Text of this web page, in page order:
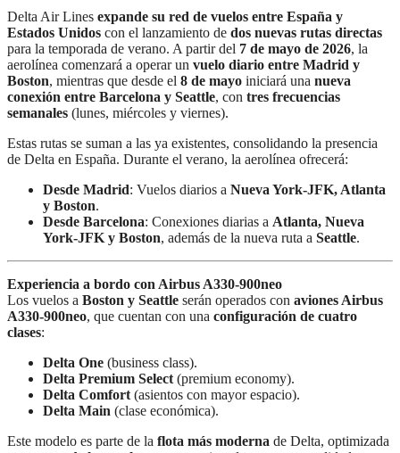
Delta Air Lines expande su red de vuelos entre España y
Estados Unidos con el lanzamiento de dos nuevas rutas directas
para la temporada de verano. A partir del 7 de mayo de 2026, la
aerolínea comenzará a operar un vuelo diario entre Madrid y
Boston, mientras que desde el 8 de mayo iniciará una nueva
conexión entre Barcelona y Seattle, con tres frecuencias
semanales (lunes, miércoles y viernes).
Estas rutas se suman a las ya existentes, consolidando la presencia
de Delta en España. Durante el verano, la aerolínea ofrecerá:
Desde Madrid: Vuelos diarios a Nueva York-JFK, Atlanta
y Boston.
Desde Barcelona: Conexiones diarias a Atlanta, Nueva
York-JFK y Boston, además de la nueva ruta a Seattle.
Experiencia a bordo con Airbus A330-900neo
Los vuelos a Boston y Seattle serán operados con aviones Airbus
A330-900neo, que cuentan con una configuración de cuatro
clases:
Delta One (business class).
Delta Premium Select (premium economy).
Delta Comfort (asientos con mayor espacio).
Delta Main (clase económica).
Este modelo es parte de la flota más moderna de Delta, optimizada